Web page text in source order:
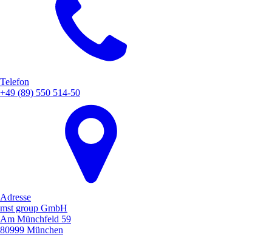
Telefon
+49 (89) 550 514-50
Adresse
mst group GmbH
Am Münchfeld 59
80999 München